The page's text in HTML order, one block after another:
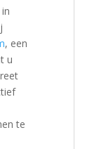
, een
u
te